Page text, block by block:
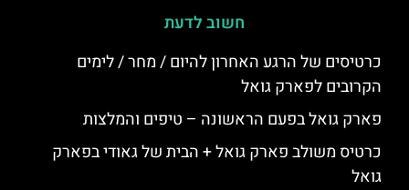
חשוב לדעת
כרטיסים של הרגע האחרון להיום / מחר / לימים
הקרובים לפארק גואל
פארק גואל בפעם הראשונה – טיפים והמלצות
כרטיס משולב פארק גואל + הבית של גאודי בפארק
גואל